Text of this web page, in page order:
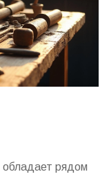
обладает рядом